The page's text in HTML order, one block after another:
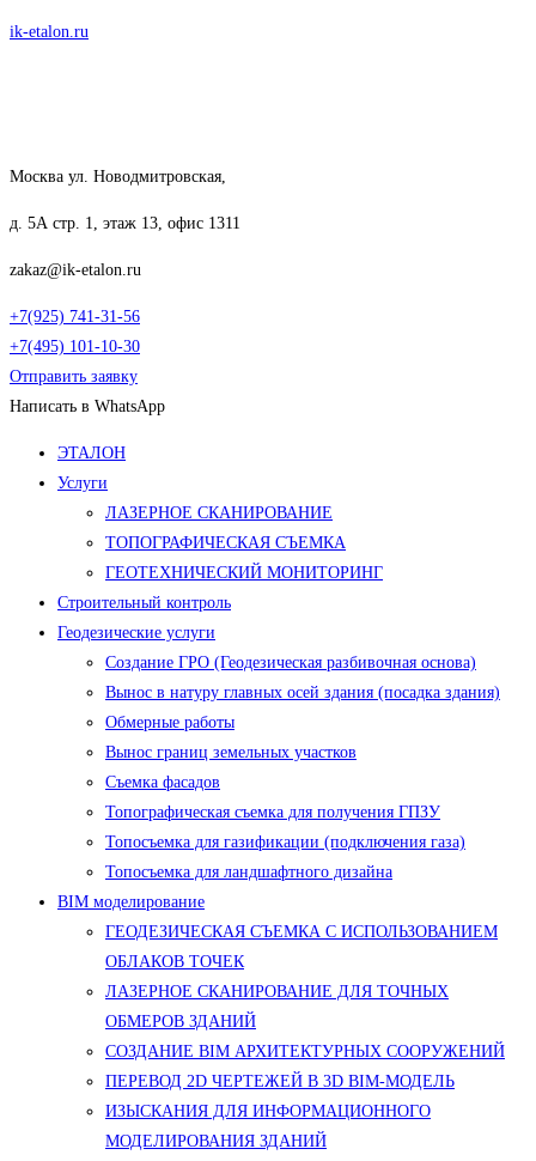
Перейти
ik-etalon.ru
Москва ул. Новодмитровская,
д. 5А стр. 1, этаж 13, офис 1311
zakaz@ik-etalon.ru
+7(925) 741-31-56
+7(495) 101-10-30
Отправить заявку
Написать в WhatsApp
Меню
ЭТАЛОН
Услуги
ЛАЗЕРНОЕ СКАНИРОВАНИЕ
ТОПОГРАФИЧЕСКАЯ СЪЕМКА
ГЕОТЕХНИЧЕСКИЙ МОНИТОРИНГ
Строительный контроль
Геодезические услуги
Создание ГРО (Геодезическая разбивочная основа)
Вынос в натуру главных осей здания (посадка здания)
Обмерные работы
Вынос границ земельных участков
Съемка фасадов
Топографическая съемка для получения ГПЗУ
Топосъемка для газификации (подключения газа)
Топосъемка для ландшафтного дизайна
BIM моделирование
ГЕОДЕЗИЧЕСКАЯ СЪЕМКА С ИСПОЛЬЗОВАНИЕМ
ОБЛАКОВ ТОЧЕК
ЛАЗЕРНОЕ СКАНИРОВАНИЕ ДЛЯ ТОЧНЫХ
ОБМЕРОВ ЗДАНИЙ
СОЗДАНИЕ BIM АРХИТЕКТУРНЫХ СООРУЖЕНИЙ
ПЕРЕВОД 2D ЧЕРТЕЖЕЙ В 3D BIM-МОДЕЛЬ
ИЗЫСКАНИЯ ДЛЯ ИНФОРМАЦИОННОГО
МОДЕЛИРОВАНИЯ ЗДАНИЙ